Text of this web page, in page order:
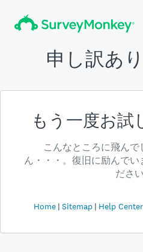
申し訳あ
もう一度お試
こんなところに飛ん
ん・・・。復旧に励んでい
ださい
Home Sitemap Help Center